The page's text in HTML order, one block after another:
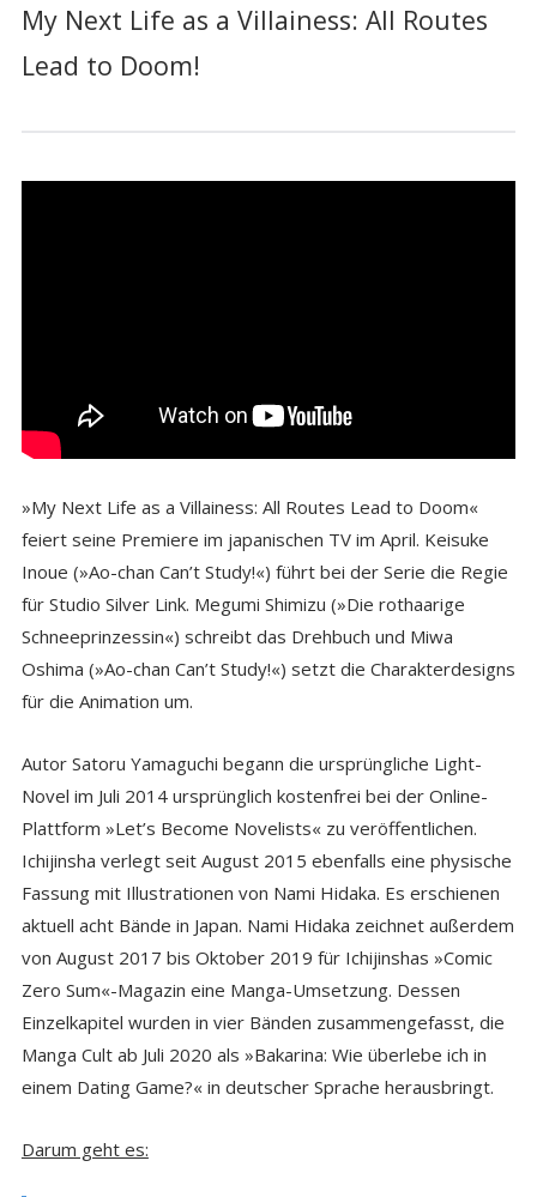
My Next Life as a Villainess: All Routes
Lead to Doom!
»My Next Life as a Villainess: All Routes Lead to Doom«
feiert seine Premiere im japanischen TV im April. Keisuke
Inoue (»Ao-chan Can’t Study!«) führt bei der Serie die Regie
für Studio Silver Link. Megumi Shimizu (»Die rothaarige
Schneeprinzessin«) schreibt das Drehbuch und Miwa
Oshima (»Ao-chan Can’t Study!«) setzt die Charakterdesigns
für die Animation um.
Autor Satoru Yamaguchi begann die ursprüngliche Light-
Novel im Juli 2014 ursprünglich kostenfrei bei der Online-
Plattform »Let’s Become Novelists« zu veröffentlichen.
Ichijinsha verlegt seit August 2015 ebenfalls eine physische
Fassung mit Illustrationen von Nami Hidaka. Es erschienen
aktuell acht Bände in Japan. Nami Hidaka zeichnet außerdem
von August 2017 bis Oktober 2019 für Ichijinshas »Comic
Zero Sum«-Magazin eine Manga-Umsetzung. Dessen
Einzelkapitel wurden in vier Bänden zusammengefasst, die
Manga Cult ab Juli 2020 als »Bakarina: Wie überlebe ich in
einem Dating Game?« in deutscher Sprache herausbringt.
Darum geht es: